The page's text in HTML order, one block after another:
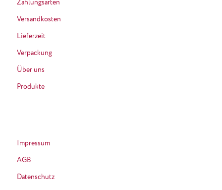
Zahlungsarten
Versandkosten
Lieferzeit
Verpackung
Über uns
Produkte
Impressum
AGB
Datenschutz